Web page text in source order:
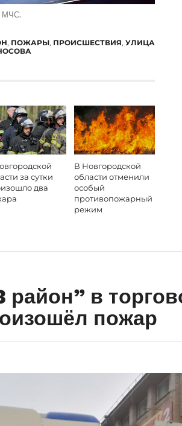
МЧС.
, ПОЖАРЫ, ПРОИСШЕСТВИЯ, УЛИЦА
за сутки
два
В Новгородской
области отменили
особый
противопожарный
режим
район” в
пожар